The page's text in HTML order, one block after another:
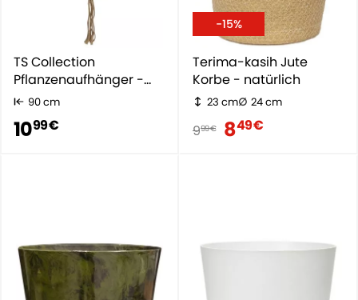
TS Collection
Pflanzenaufhänger -
Seil90 cm
1099 €
-15%
Terima-kasih Jute
Korbe - natürlich
23 cm 24 cm
999 € 849 €